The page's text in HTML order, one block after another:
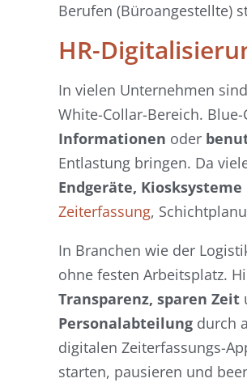
Berufen (Büroangestellte)
HR-
In vielen Unternehmen
White-Collar-Bereich.
Informationen oder
Entlastung bringen. Da
Endgeräte, Kiosksysteme
Zeiterfassung,
In Branchen wie der
ohne festen Arbeitsplatz.
Transparenz, sparen Zeit
Personalabteilung durch
digitalen Zeiterfassungs-
starten, pausieren und